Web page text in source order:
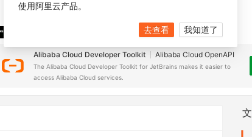
安装之前，确保已创建JetBrains IDE
Alibaba Cloud Developer Toolkit Alibaba Cloud OpenAPI
The Alibaba Cloud Developer Toolkit for JetBrains makes it easier to
access Alibaba Cloud services.
使用阿里云产品。
去查看 我知道了